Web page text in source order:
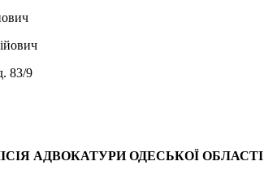
83/9
АДВОКАТУРИ ОДЕСЬКОЇ ОБЛАСТІ